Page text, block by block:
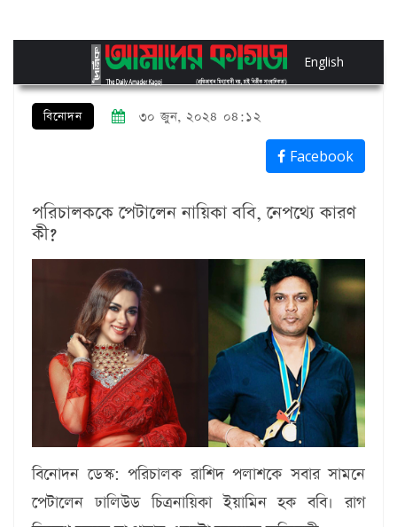
English
বিনোদন ৩০ জুন, ২০২৪ ০৪:১২
Facebook
পরিচালককে পেটালেন নায়িকা ববি, নেপথ্যে কারণ
কী?
বিনোদন ডেস্ক: পরিচালক রাশিদ পলাশকে সবার সামনে
পেটালেন ঢালিউড চিত্রনায়িকা ইয়ামিন হক ববি। রাগ